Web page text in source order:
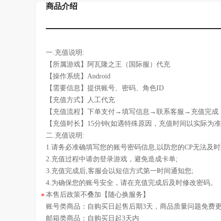
商品介绍
一.充值说明:
【所属游戏】阿瓦隆之王（国际服）代充
【操作系统】Android
【需要信息】提供账号、密码、角色ID
【充值方式】人工代充
【充值流程】下单支付→填写信息→联系客服→充值完成
【充值时长】15分钟(如遇特殊原因，充值时间以实际为
二.充值说明:
1.请务必准确填写您的账号密码信息,以防您的CP无法及时
2.充值过程中请勿登录游戏，避免造成卡单;
3.充值完成后,客服会以短信方式第一时间通知您;
4.为确保您的账号安全，请在充值完成后及时修改密码。
* 本售后政策不叠加【随心换服务】
账号类商品：自购买日起售后期3天，商品质量问题免费
邮箱类商品：自购买日起3天内